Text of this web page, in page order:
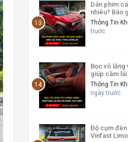
Dán phim
nhiêu? Báo
dòng xe
Thông Tin
trước
Bọc vô lăng
giúp cầm
hơn
Thông Tin
ngày trước
Độ cụm
Vinfast